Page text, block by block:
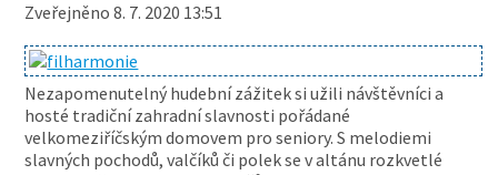
Zveřejněno 8. 7. 2020 13:51
Nezapomenutelný hudební zážitek si užili návštěvníci a
hosté tradiční zahradní slavnosti pořádané
velkomeziříčským domovem pro seniory. S melodiemi
slavných pochodů, valčíků či polek se v altánu rozkvetlé